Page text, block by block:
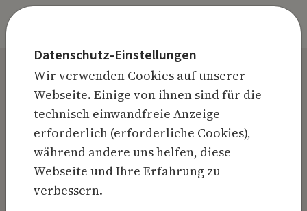
Zum Inhalt springen
Stellenbörse Stellenangebote
Anmeldung Mitgliederbereich
Bitte melden Sie sich mit Ihrer
Mitgliedsnummer und Ihrem Passwort an.
Datenschutz-Einstellungen
Wir verwenden Cookies auf unserer
Webseite. Einige von ihnen sind für die
technisch einwandfreie Anzeige
erforderlich (erforderliche Cookies),
während andere uns helfen, diese
Webseite und Ihre Erfahrung zu
verbessern.